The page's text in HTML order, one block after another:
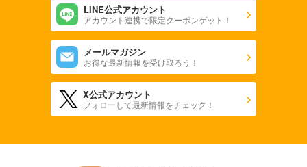
LINE公式アカウント
アカウント連携で限定クーポンゲット！
メールマガジン
お得な最新情報を受け取ろう！
X公式アカウント
フォローして最新情報をチェック！